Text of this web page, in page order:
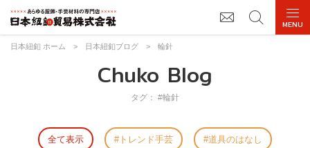
日本紐釦 ホーム > 日本紐釦ブログ > 輪針
Chuko Blog
タグ： #輪針
全て表示 トレンド手芸 道具のはなし